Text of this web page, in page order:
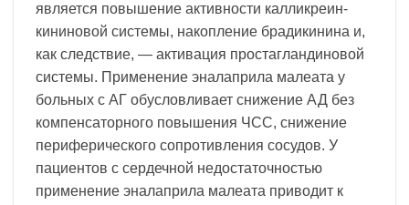
является повышение активности калликреин-
кининовой системы, накопление брадикинина и,
как следствие, — активация простагландиновой
системы. Применение эналаприла малеата у
больных с АГ обусловливает снижение АД без
компенсаторного повышения ЧСС, снижение
периферического сопротивления сосудов. У
пациентов с сердечной недостаточностью
применение эналаприла малеата приводит к